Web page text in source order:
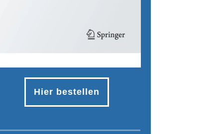
Hier bestellen